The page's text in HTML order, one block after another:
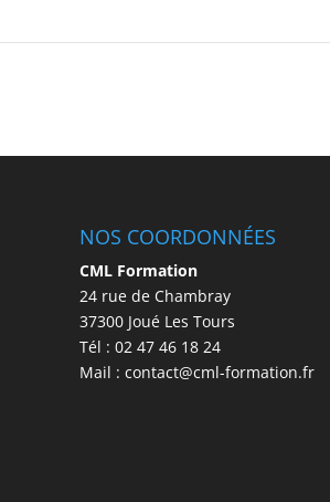
NOS COORDONNÉES
CML Formation
24 rue de Chambray
37300 Joué Les Tours
Tél : 02 47 46 18 24
Mail : contact@cml-formation.fr